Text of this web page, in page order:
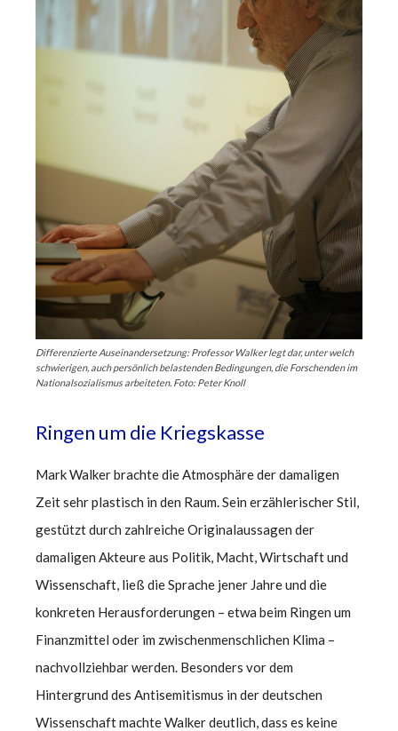
Differenzierte Auseinandersetzung: Professor Walker legt dar, unter welch
schwierigen, auch persönlich belastenden Bedingungen, die Forschenden im
Nationalsozialismus arbeiteten. Foto: Peter Knoll
Ringen um die Kriegskasse
Mark Walker brachte die Atmosphäre der damaligen
Zeit sehr plastisch in den Raum. Sein erzählerischer Stil,
gestützt durch zahlreiche Originalaussagen der
damaligen Akteure aus Politik, Macht, Wirtschaft und
Wissenschaft, ließ die Sprache jener Jahre und die
konkreten Herausforderungen – etwa beim Ringen um
Finanzmittel oder im zwischenmenschlichen Klima –
nachvollziehbar werden. Besonders vor dem
Hintergrund des Antisemitismus in der deutschen
Wissenschaft machte Walker deutlich, dass es keine